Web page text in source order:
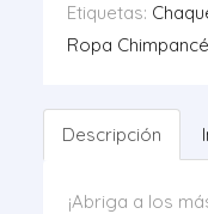
Etiquetas:
Ropa Chimpancé
Descripción
¡Abriga a los